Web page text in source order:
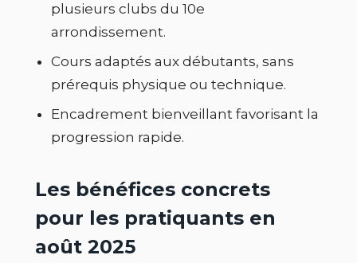
plusieurs clubs du 10e
arrondissement.
Cours adaptés aux débutants, sans
prérequis physique ou technique.
Encadrement bienveillant favorisant la
progression rapide.
Les bénéfices concrets
pour les pratiquants en
août 2025